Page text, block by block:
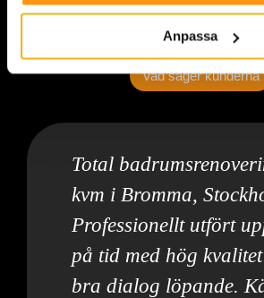
Anpassa
Vad säger kunderna
Total
kvm i Bromma,
Professionellt utfört
på tid med hög
bra dialog löpande.